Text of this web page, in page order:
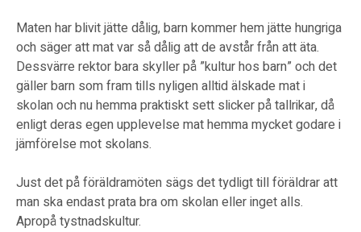
Maten har blivit jätte dålig, barn kommer hem jätte hungriga
och säger att mat var så dålig att de avstår från att äta.
Dessvärre rektor bara skyller på ”kultur hos barn” och det
gäller barn som fram tills nyligen alltid älskade mat i
skolan och nu hemma praktiskt sett slicker på tallrikar, då
enligt deras egen upplevelse mat hemma mycket godare i
jämförelse mot skolans.
Just det på föräldramöten sägs det tydligt till föräldrar att
man ska endast prata bra om skolan eller inget alls.
Apropå tystnadskultur.